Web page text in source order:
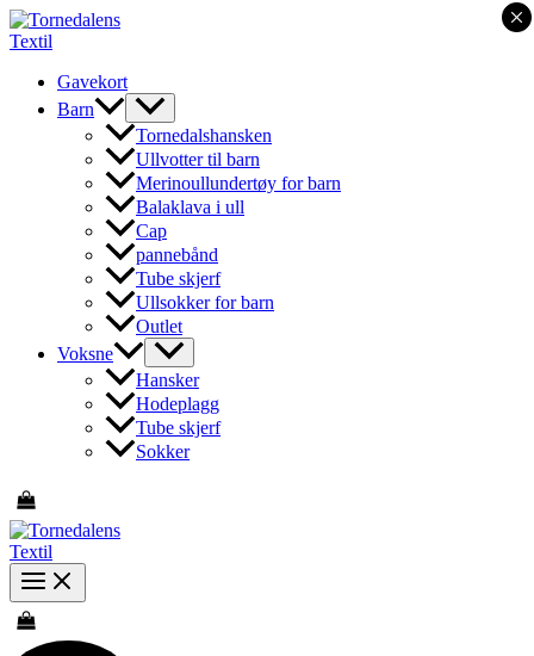
Hopp
rett
innholdetGavekort
Barn
Tornedalshansken
Ullvotter til barn
Merinoullundertøy for barn
Balaklava i ull
Cap
pannebånd
Tube skjerf
Ullsokker for barn
Outlet
Voksne
Hansker
Hodeplagg
Tube skjerf
Sokker
×